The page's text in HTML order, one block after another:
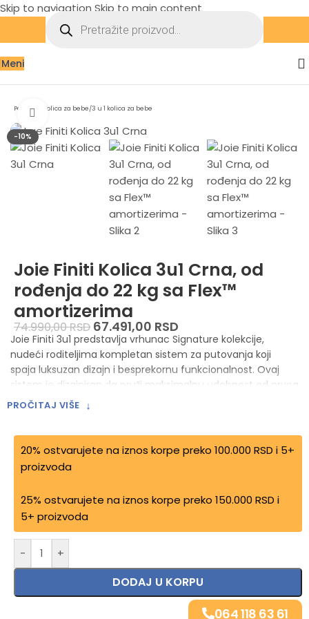
Skip to navigation Skip to main content
Meni
Početna Kolica za bebe/3 u 1 kolica za bebe
-10%
Zumiraj sliku
Joie Finiti Kolica 3u1 Crna, od
rođenja do 22 kg sa Flex™
amortizerima
74.990,00RSD 67.491,00 RSD
Joie Finiti 3u1 predstavlja vrhunac Signature kolekcije,
nudeći roditeljima kompletan sistem za putovanja koji
spaja luksuzan dizajn i besprekornu funkcionalnost. Ovaj
sistem je dizajniran da pruži maksimalnu udobnost od prvog
dana, omogućavajući laku tranziciju između vožnje u
Karakteristike
Prilagodljivost uzrastu:Namenjena su za korišćenje od
rođenja pa sve dok dete ne dostigne 22 kg, sa sportskim
sedištem koje se može okrenuti u oba smera – prema
roditelju ili u smeru kretanja.
Jednostavno sklapanje:
omogućava brzo sklapanje jednom rukom bez obzira na to
u kom smeru je sedište okrenuto, pri čemu kolica ostaju u
samostojećem položaju radi lakšeg skladištenja.
PROČITAJ VIŠE ↓
20% ostvarujete na iznos korpe preko 100.000 RSD i 5+
proizvoda
25% ostvarujete na iznos korpe preko 150.000 RSD i
5+ proizvoda
- +
DODAJ U KORPU
064 118 63 61